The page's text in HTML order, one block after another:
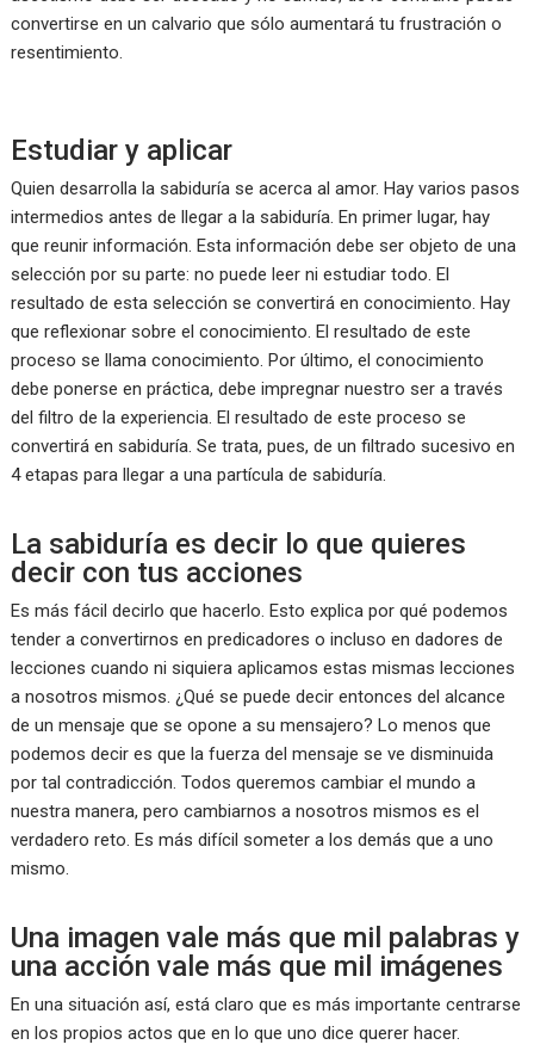
convertirse en un calvario que sólo aumentará tu frustración o
resentimiento.
Estudiar y aplicar
Quien desarrolla la sabiduría se acerca al amor. Hay varios pasos
intermedios antes de llegar a la sabiduría. En primer lugar, hay
que reunir información. Esta información debe ser objeto de una
selección por su parte: no puede leer ni estudiar todo. El
resultado de esta selección se convertirá en conocimiento. Hay
que reflexionar sobre el conocimiento. El resultado de este
proceso se llama conocimiento. Por último, el conocimiento
debe ponerse en práctica, debe impregnar nuestro ser a través
del filtro de la experiencia. El resultado de este proceso se
convertirá en sabiduría. Se trata, pues, de un filtrado sucesivo en
4 etapas para llegar a una partícula de sabiduría.
La sabiduría es decir lo que quieres
decir con tus acciones
Es más fácil decirlo que hacerlo. Esto explica por qué podemos
tender a convertirnos en predicadores o incluso en dadores de
lecciones cuando ni siquiera aplicamos estas mismas lecciones
a nosotros mismos. ¿Qué se puede decir entonces del alcance
de un mensaje que se opone a su mensajero? Lo menos que
podemos decir es que la fuerza del mensaje se ve disminuida
por tal contradicción. Todos queremos cambiar el mundo a
nuestra manera, pero cambiarnos a nosotros mismos es el
verdadero reto. Es más difícil someter a los demás que a uno
mismo.
Una imagen vale más que mil palabras y
una acción vale más que mil imágenes
En una situación así, está claro que es más importante centrarse
en los propios actos que en lo que uno dice querer hacer.